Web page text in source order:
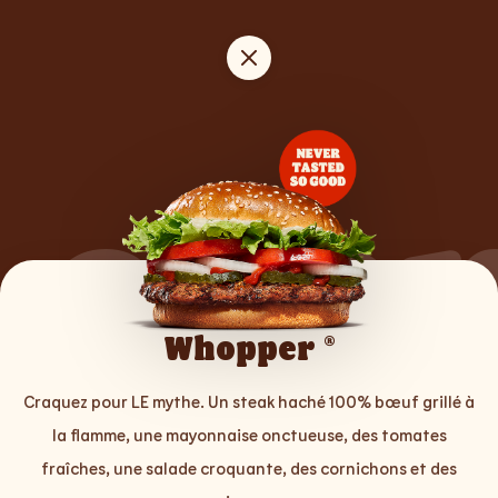
Whopper ®
Craquez pour LE mythe. Un steak haché 100% bœuf grillé à
la flamme, une mayonnaise onctueuse, des tomates
fraîches, une salade croquante, des cornichons et des